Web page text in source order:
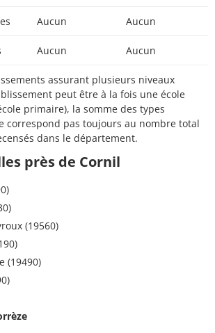
Aucun Aucun
Aucun Aucun
assurant plusieurs niveaux
peut être à la fois une école
primaire), la somme des types
correspond pas toujours au nombre total
dans le département.
près de Cornil
(19560)
(19490)